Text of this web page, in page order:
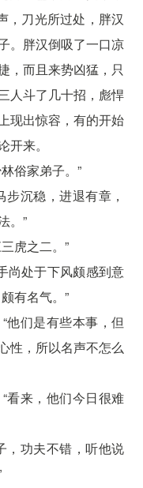
，刀光所过处，胖汉
。胖汉倒吸了一口凉
，而且来势凶猛，只
人斗了几十招，彪悍
现出惊容，有的开始
来。
俗家弟子。”
沉稳，进退有章，
。”
虎之二。”
尚处于下风颇感到意
有名气。”
他们是有些本事，但
性，所以名声不怎么
看来，他们今日很难
，功夫不错，听他说